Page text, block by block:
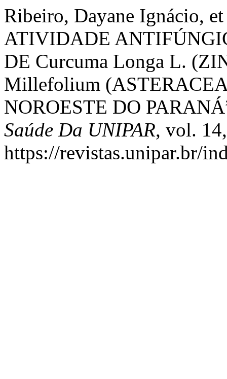
Ribeiro, Dayane Ignácio,
ATIVIDADE
DE Curcuma Longa L.
Millefolium
NOROESTE DO
Saúde Da UNIPAR, vol.
https://revistas.unipar.br/